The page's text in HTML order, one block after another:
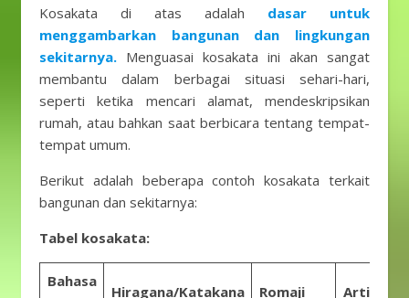
Kosakata di atas adalah dasar untuk
menggambarkan bangunan dan lingkungan
sekitarnya. Menguasai kosakata ini akan sangat
membantu dalam berbagai situasi sehari-hari,
seperti ketika mencari alamat, mendeskripsikan
rumah, atau bahkan saat berbicara tentang tempat-
tempat umum.
Berikut adalah beberapa contoh kosakata terkait
bangunan dan sekitarnya:
Tabel kosakata:
Bahasa
Hiragana/Katakana Romaji Arti